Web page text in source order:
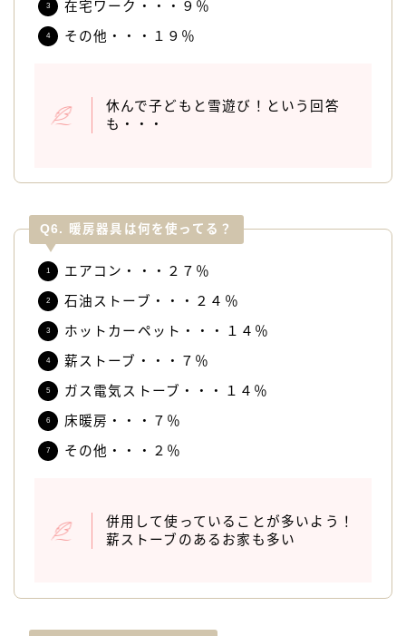
在宅ワーク・・・９％
その他・・・１９％
休んで子どもと雪遊び！という回答
も・・・
Q6. 暖房器具は何を使ってる？
エアコン・・・２７％
石油ストーブ・・・２４％
ホットカーペット・・・１４％
薪ストーブ・・・７％
ガス電気ストーブ・・・１４％
床暖房・・・７％
その他・・・２％
併用して使っていることが多いよう！
薪ストーブのあるお家も多い